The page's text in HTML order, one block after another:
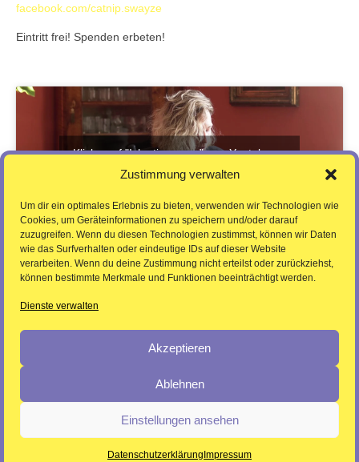
Zustimmung verwalten
Um dir ein optimales Erlebnis zu bieten, verwenden wir Technologien wie
Cookies, um Geräteinformationen zu speichern und/oder darauf
zuzugreifen. Wenn du diesen Technologien zustimmst, können wir Daten
wie das Surfverhalten oder eindeutige IDs auf dieser Website
verarbeiten. Wenn du deine Zustimmung nicht erteilst oder zurückziehst,
können bestimmte Merkmale und Funktionen beeinträchtigt werden.
Dienste verwalten
Akzeptieren
Ablehnen
Einstellungen ansehen
Datenschutzerklärung Impressum
facebook.com/catnip.swayze
Eintritt frei! Spenden erbeten!
Klicke auf "Ich stimme zu", um Youtube zu
aktivieren
Ich stimme zu
Pressebereich /
Datenschutzerklärung /